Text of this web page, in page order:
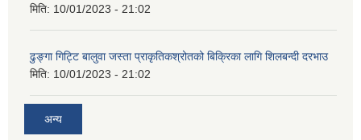
मिति: 10/01/2023 - 21:02
ढुङ्गा गिट्टि बालुवा जस्ता प्राकृतिकश्रोतको बिक्रिका लागि शिलबन्दी दरभाउ
मिति: 10/01/2023 - 21:02
अन्य